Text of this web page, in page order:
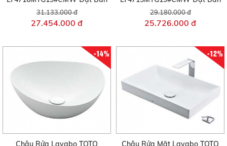
31.133.000 đ
27.454.000 đ
29.180.000 đ
25.726.000 đ
-14%
Chậu Rửa Lavabo TOTO
-12%
Chậu Rửa Mặt Lavabo TOTO